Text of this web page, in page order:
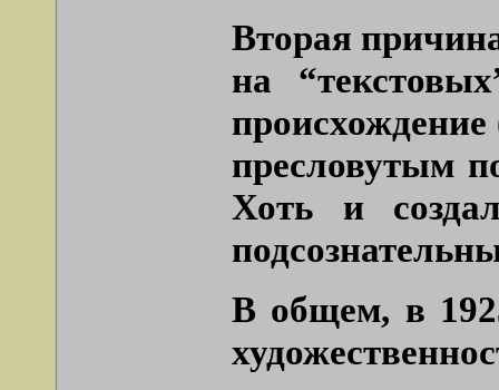
Вторая
на
пресловутым
Хоть и
В общем, в